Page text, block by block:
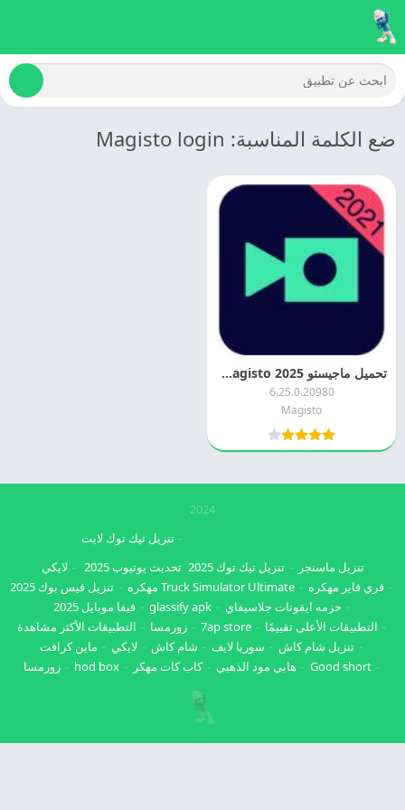
ضع الكلمة المناسبة: Magisto login
تحميل ماجيستو 2025 Magisto مهكر اخر تحديث مجانا
6.25.0.20980
Magisto
2024
تنزيل ماسنجر تنزيل تيك توك 2025
تنزيل تيك توك لايت
تحديث يوتيوب 2025
لايكي
فري فاير مهكره
Truck Simulator Ultimate مهكره
تنزيل فيس بوك 2025
حزمه ايقونات جلاسيفاي
glassify apk
فيفا موبايل 2025
التطبيقات الأعلى تقييمًا
7ap store زورمسا
التطبيقات الأكثر مشاهدة
تنزيل شام كاش
سوريا لايف شام كاش لايكي
ماين كرافت
Good short
هابي مود الذهبي كاب كات مهكر hod box زورمسا